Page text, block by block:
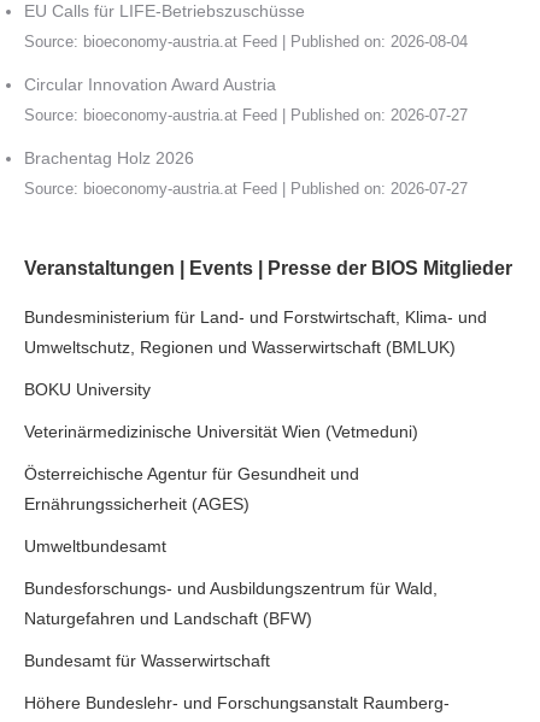
EU Calls für LIFE-Betriebszuschüsse
Source: bioeconomy-austria.at Feed Published on: 2026-08-04
Circular Innovation Award Austria
Source: bioeconomy-austria.at Feed Published on: 2026-07-27
Brachentag Holz 2026
Source: bioeconomy-austria.at Feed Published on: 2026-07-27
Veranstaltungen | Events | Presse der BIOS Mitglieder
Bundesministerium für Land- und Forstwirtschaft, Klima- und
Umweltschutz, Regionen und Wasserwirtschaft (BMLUK)
BOKU University
Veterinärmedizinische Universität Wien (Vetmeduni)
Österreichische Agentur für Gesundheit und
Ernährungssicherheit (AGES)
Umweltbundesamt
Bundesforschungs- und Ausbildungszentrum für Wald,
Naturgefahren und Landschaft (BFW)
Bundesamt für Wasserwirtschaft
Höhere Bundeslehr- und Forschungsanstalt Raumberg-